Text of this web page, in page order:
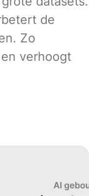
de
Zo
verhoogt